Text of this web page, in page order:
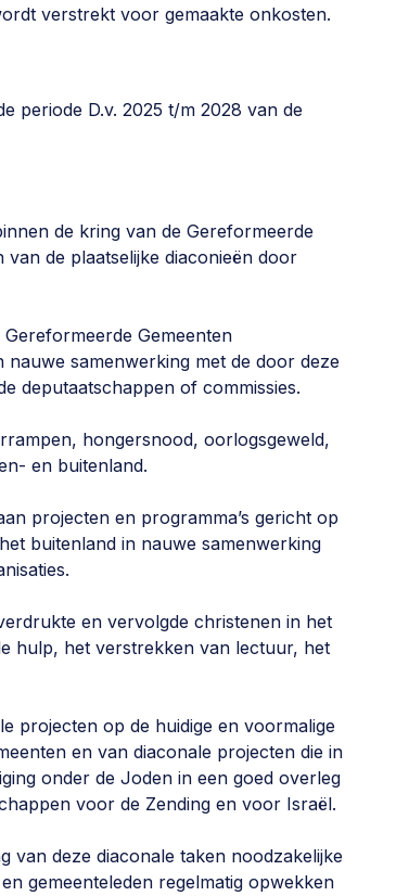
verstrekt voor gemaakte onkosten.
periode D.v. 2025 t/m 2028 van de
de kring van de Gereformeerde
de plaatselijke diaconieën door
Gemeenten
samenwerking met de door deze
deputaatschappen of commissies.
hongersnood, oorlogsgeweld,
en buitenland.
projecten en programma’s gericht op
buitenland in nauwe samenwerking
en vervolgde christenen in het
hulp, het verstrekken van lectuur, het
projecten op de huidige en voormalige
en van diaconale projecten die in
onder de Joden in een goed overleg
voor de Zending en voor Israël.
van deze diaconale taken noodzakelijke
gemeenteleden regelmatig opwekken